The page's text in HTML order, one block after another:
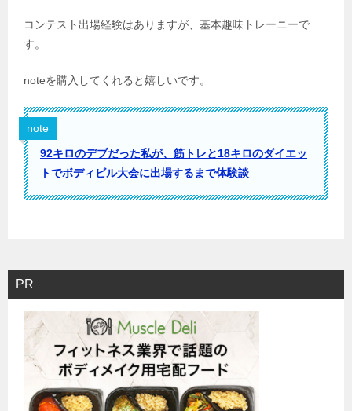
コンテスト出場経験はありますが、基本趣味トレーニーで
す。
noteを購入してくれると嬉しいです。
note
92キロのデブだった私が、筋トレと18キロのダイエッ
トでボディビル大会に出場するまで体験談
PR